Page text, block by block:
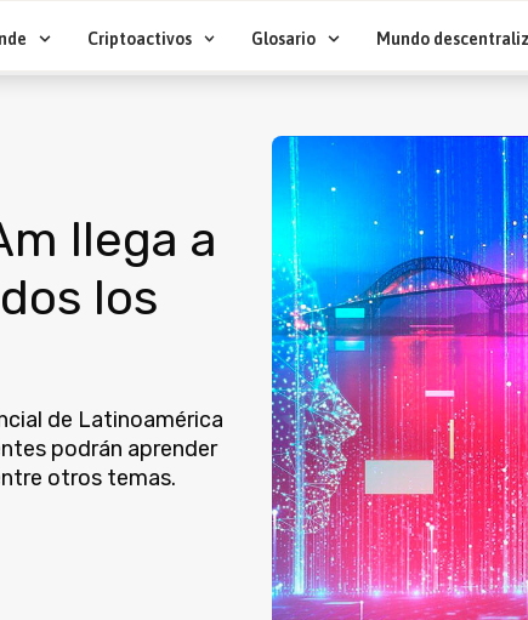
Criptoactivos Glosario Mundo
llega a
los
de Latinoamérica
podrán aprender
otros temas.